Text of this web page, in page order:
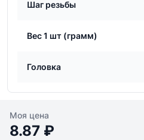
Шаг резьбы
Вес 1 шт (грамм)
Головка
Моя цена
8.87 ₽